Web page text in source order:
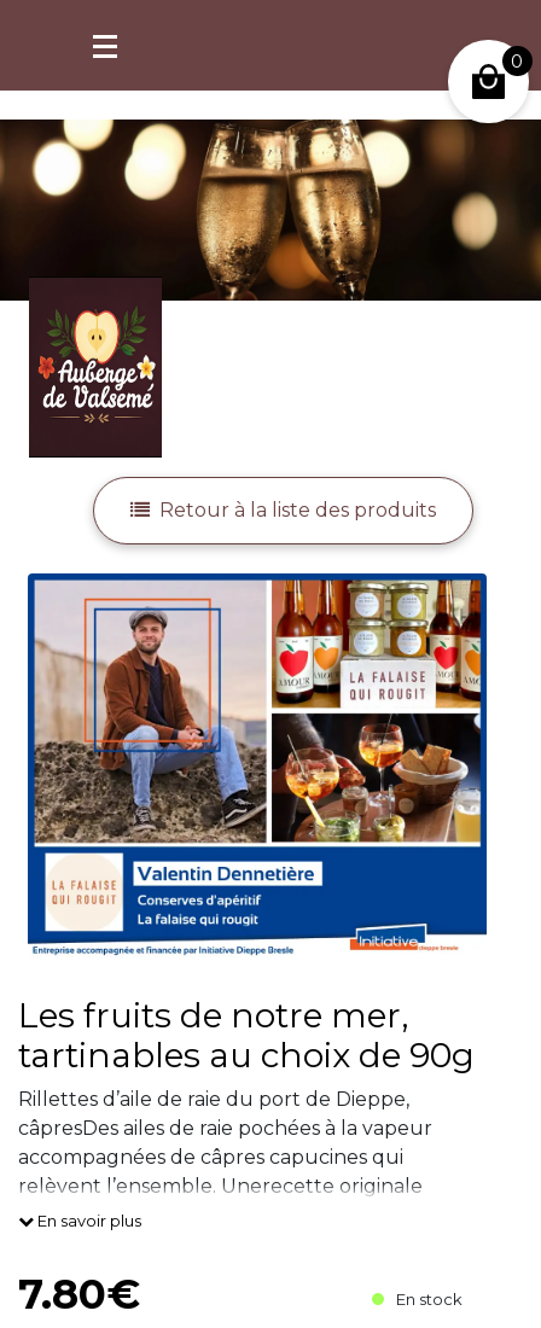
0
Retour à la liste des produits
Les fruits de notre mer,
tartinables au choix de 90g
Rillettes d’aile de raie du port de Dieppe,
câpresDes ailes de raie pochées à la vapeur
accompagnées de câpres capucines qui
relèvent l’ensemble. Unerecette originale
inspirée des raies aux câpres desbistrots
En savoir plus
7.80€ En stock